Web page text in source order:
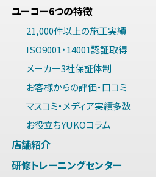
ユーコー6つの特徴
21,000件以上の施工実績
ISO9001・14001認証取得
メーカー3社保証体制
お客様からの評価・口コミ
マスコミ・メディア実績多数
お役立ちYUKOコラム
店舗紹介
研修トレーニングセンター